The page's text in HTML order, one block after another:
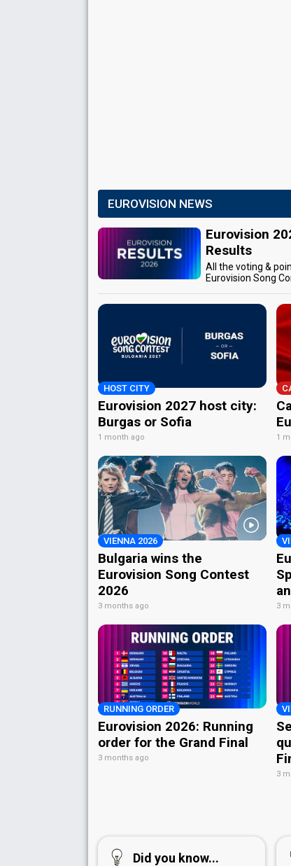
EUROVISION NEWS
Eurovision
Results
All the voting &
Eurovision Song
HOST CITY
Eurovision 2027 host city:
Burgas or Sofia
1 month ago 1
VIENNA 2026
Bulgaria wins the
Eurovision Song Contest
2026
3 months ago 3
RUNNING ORDER
Eurovision 2026: Running
order for the Grand Final
3 months ago
3
Did you know...